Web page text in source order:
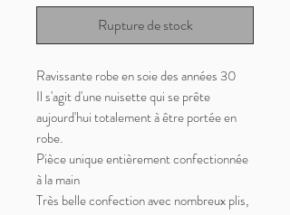
Rupture de stock
Ravissante robe en soie des années 30
Il s'agit d'une nuisette qui se prête
aujourd'hui totalement à être portée en
robe.
Pièce unique entièrement confectionnée
à la main
Très belle confection avec nombreux plis,